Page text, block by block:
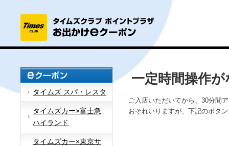
タイムズ スパ・レスタ
タイムズカー×富士急
ハイランド
タイムズカー×東京サ
一定時間操作
ご入店いただいてから、30分間
おそれいりますが、下記のボタ